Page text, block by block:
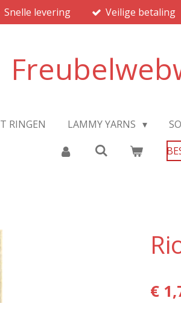
Snelle levering Veilige betaling
RINGEN LAMMY YARNS
€